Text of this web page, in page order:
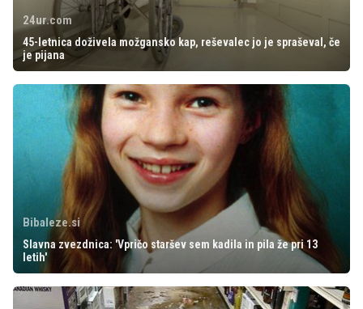
24ur.com
45-letnica doživela možgansko kap, reševalec jo je spraševal, če
je pijana
Bibaleze.si
Slavna zvezdnica: 'Vpričo staršev sem kadila in pila že pri 13
letih'